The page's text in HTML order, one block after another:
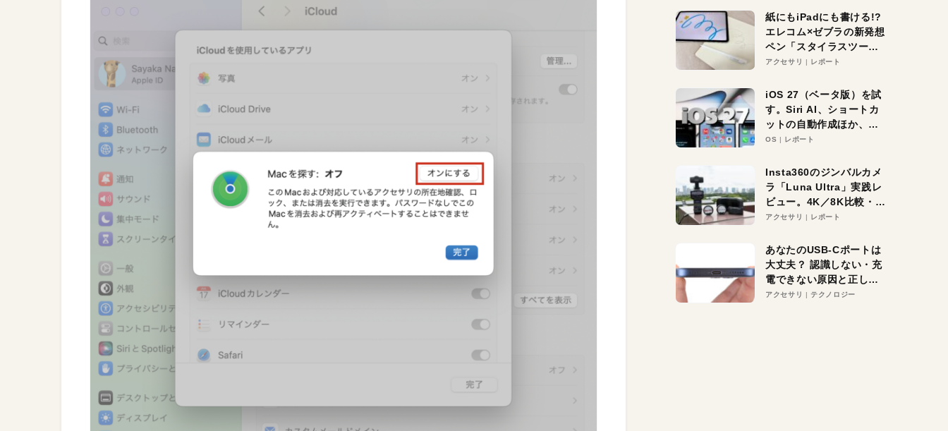
紙にもiPadにも書ける!?
エレコム×ゼブラの新発想
ペン「スタイラスツーウ
ェイ」レビュー。持ち替
アクセサリ レポート
iOS 27（ベータ版）を試
す。Siri AI、ショートカ
ットの自動作成ほか、期
待大の便利機能5選。
る未来はすぐそこ！
OS レポート
Insta360のジンバルカメ
ラ「Luna Ultra」実践レ
ビュー。4K／8K比較・ズ
ーム・夜間撮影をチェッ
アクセサリ レポート
あなたのUSB-Cポートは
大丈夫？ 認識しない・充
電できない原因と正しい
対策
アクセサリ テクノロジー